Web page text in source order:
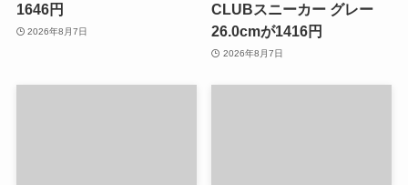
1646円
2026年8月7日
CLUBスニーカー グレー
26.0cmが1416円
2026年8月7日